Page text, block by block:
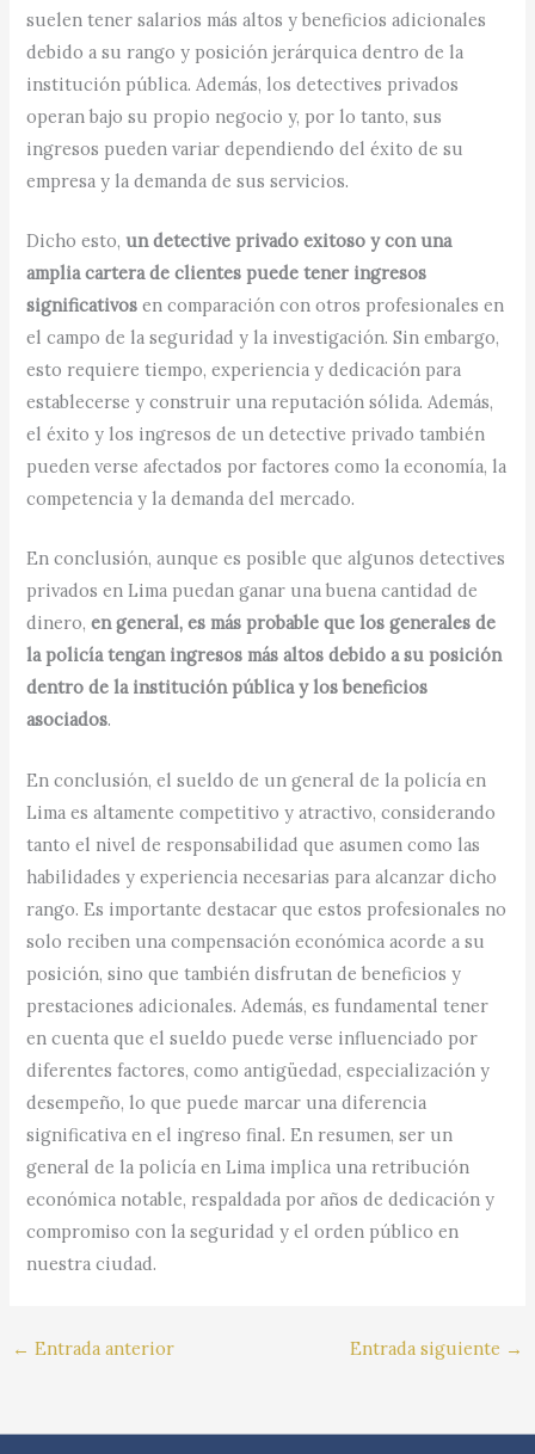
suelen tener salarios más altos y beneficios adicionales
debido a su rango y posición jerárquica dentro de la
institución pública. Además, los detectives privados
operan bajo su propio negocio y, por lo tanto, sus
ingresos pueden variar dependiendo del éxito de su
empresa y la demanda de sus servicios.
Dicho esto, un detective privado exitoso y con una
amplia cartera de clientes puede tener ingresos
significativos en comparación con otros profesionales en
el campo de la seguridad y la investigación. Sin embargo,
esto requiere tiempo, experiencia y dedicación para
establecerse y construir una reputación sólida. Además,
el éxito y los ingresos de un detective privado también
pueden verse afectados por factores como la economía, la
competencia y la demanda del mercado.
En conclusión, aunque es posible que algunos detectives
privados en Lima puedan ganar una buena cantidad de
dinero,en general, es más probable que los generales de
la policía tengan ingresos más altos debido a su posición
dentro de la institución pública y los beneficios
asociados.
En conclusión, el sueldo de un general de la policía en
Lima es altamente competitivo y atractivo, considerando
tanto el nivel de responsabilidad que asumen como las
habilidades y experiencia necesarias para alcanzar dicho
rango. Es importante destacar que estos profesionales no
solo reciben una compensación económica acorde a su
posición, sino que también disfrutan de beneficios y
prestaciones adicionales. Además, es fundamental tener
en cuenta que el sueldo puede verse influenciado por
diferentes factores, como antigüedad, especialización y
desempeño, lo que puede marcar una diferencia
significativa en el ingreso final. En resumen, ser un
general de la policía en Lima implica una retribución
económica notable, respaldada por años de dedicación y
compromiso con la seguridad y el orden público en
nuestra ciudad.
← Entrada anterior Entrada siguiente →